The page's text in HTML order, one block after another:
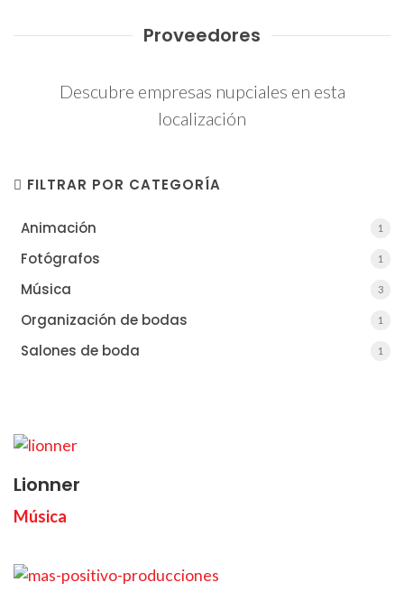
Proveedores
Descubre empresas nupciales en esta
localización
FILTRAR POR CATEGORÍA
Animación 11
Fotógrafos 11
Música 3
3
Organización de bodas 11
Salones de boda 11
Lionner
Música